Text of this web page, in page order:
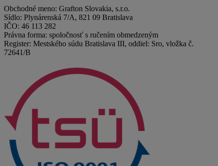
Obchodné meno: Grafton Slovakia, s.r.o.
Sídlo: Plynárenská 7/A, 821 09 Bratislava
IČO: 46 113 282
Právna forma: spoločnosť s ručením obmedzeným
Register: Mestského súdu Bratislava III, oddiel: Sro, vložka č.
72641/B